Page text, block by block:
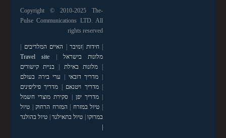
Copyright © 2010-2025 The-
Pulse Communications LTD. All
rights reserved
|חידות |זנזיבר | האיים המלדיבים |
מלונות בישראל |
Travel site
|מלונות באילת | בניית קישורים
| מדריך דובאי | ערי בירה בעולם
|מדריך ויטנאם | מדריך פיליפינים
|מדריך יפן | סקירת מוצרי חשמל
| טיול במזרח | המזרח הרחוק| טיול
במרוקו| טיול בתאילנד| טיול בהולנד
|